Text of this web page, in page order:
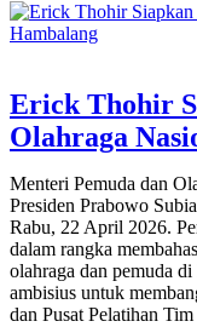
Erick Thohir
Olahraga
Menteri Pemuda dan
Presiden Prabowo
Rabu, 22 April 2026.
dalam rangka
olahraga dan pemuda
ambisius untuk
dan Pusat Pelatihan